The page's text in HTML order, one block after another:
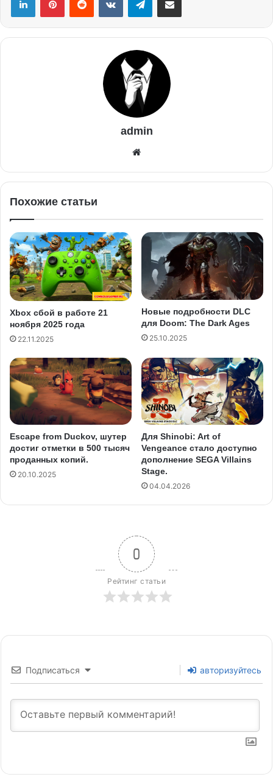
admin
Похожие статьи
Xbox сбой в работе 21
ноября 2025 года
22.11.2025
Новые подробности DLC
для Doom: The Dark Ages
25.10.2025
Escape from Duckov, шутер
достиг отметки в 500 тысяч
проданных копий.
20.10.2025
Для Shinobi: Art of
Vengeance стало доступно
дополнение SEGA Villains
Stage.
04.04.2026
0
Рейтинг статьи
Подписаться авторизуйтесь